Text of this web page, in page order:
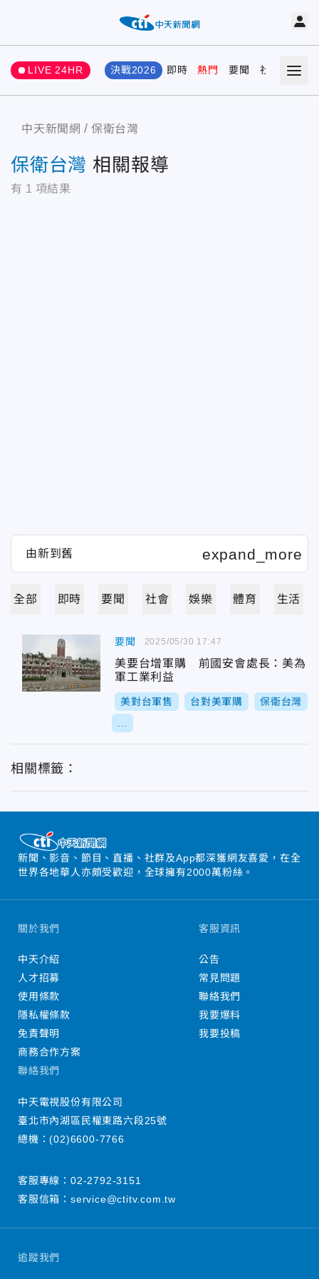
LIVE 24HR 決戰2026 即時 熱門 要聞 社會 娛樂
中天新聞網 保衛台灣
保衛台灣 相關報導
有 1 項結果
全部 即時 要聞 社會 娛樂 體育 生活
要聞
美要台增軍購 前國安會處長：美為
軍工業利益
美對台軍售 台對美軍購 保衛台灣
2025/05/30 17:47
相關標籤：
新聞、影音、節目、直播、社群及App都深獲網友喜愛，在全
世界各地華人亦頗受歡迎，全球擁有2000萬粉絲。
追蹤我們
關於我們
中天介紹
人才招募
使用條款
隱私權條款
免責聲明
商務合作方案
客服資訊
公告
常見問題
聯絡我們
我要爆料
我要投稿
聯絡我們
中天電視股份有限公司
臺北市內湖區民權東路六段25號
總機：(02)6600-7766
客服專線： 02-2792-3151
客服信箱： service@ctitv.com.tw